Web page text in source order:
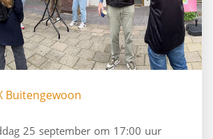
Buitengewoon
25 september om 17:00 uur